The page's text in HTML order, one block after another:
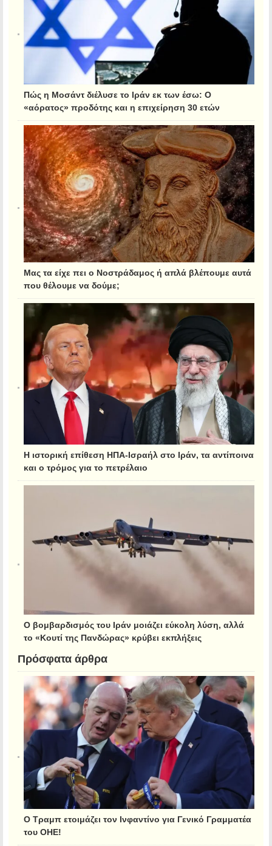
Πώς η Μοσάντ διέλυσε το Ιράν εκ των έσω: Ο
«αόρατος» προδότης και η επιχείρηση 30 ετών
Μας τα είχε πει ο Νοστράδαμος ή απλά βλέπουμε αυτά
που θέλουμε να δούμε;
Η ιστορική επίθεση ΗΠΑ-Ισραήλ στο Ιράν, τα αντίποινα
και ο τρόμος για το πετρέλαιο
Ο βομβαρδισμός του Ιράν μοιάζει εύκολη λύση, αλλά
το «Κουτί της Πανδώρας» κρύβει εκπλήξεις
Πρόσφατα άρθρα
Ο Τραμπ ετοιμάζει τον Ινφαντίνο για Γενικό Γραμματέα
του ΟΗΕ!